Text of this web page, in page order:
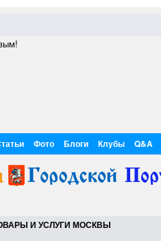
Фото Блоги Клубы Q&A
И УСЛУГИ МОСКВЫ